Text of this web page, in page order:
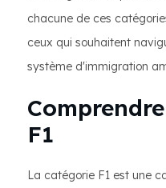
chacune de ces
ceux qui souhaitent
système d'immigration
F1
La catégorie F1 est une